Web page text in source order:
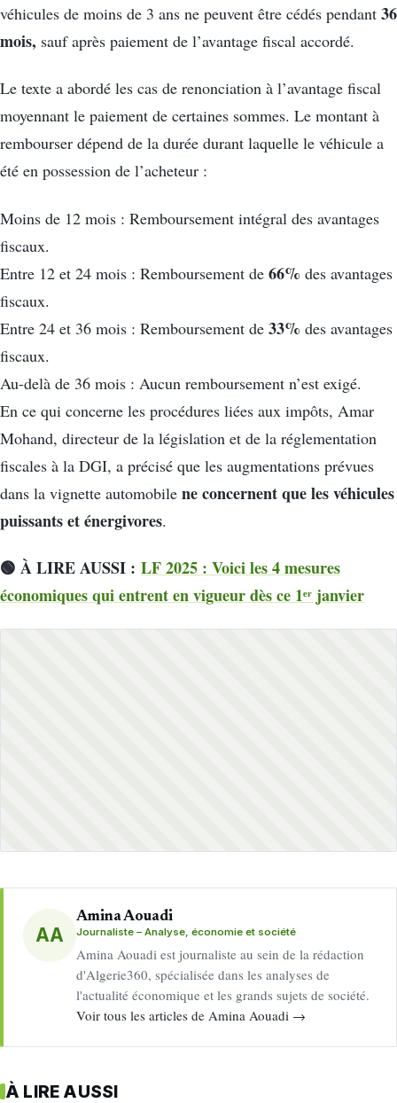
véhicules de moins de 3 ans ne peuvent être cédés pendant 36
mois, sauf après paiement de l’avantage fiscal accordé.
Le texte a abordé les cas de renonciation à l’avantage fiscal
moyennant le paiement de certaines sommes. Le montant à
rembourser dépend de la durée durant laquelle le véhicule a
été en possession de l’acheteur :
Moins de 12 mois : Remboursement intégral des avantages
fiscaux.
Entre 12 et 24 mois : Remboursement de 66% des avantages
fiscaux.
Entre 24 et 36 mois : Remboursement de 33% des avantages
fiscaux.
Au-delà de 36 mois : Aucun remboursement n’est exigé.
En ce qui concerne les procédures liées aux impôts, Amar
Mohand, directeur de la législation et de la réglementation
fiscales à la DGI, a précisé que les augmentations prévues
dans la vignette automobile ne concernent que les véhicules
puissants et énergivores.
🟢 À LIRE AUSSI : LF 2025 : Voici les 4 mesures
économiques qui entrent en vigueur dès ce 1ᵉʳ janvier
AA
Amina Aouadi
Journaliste – Analyse, économie et société
Amina Aouadi est journaliste au sein de la rédaction
d'Algerie360, spécialisée dans les analyses de
l'actualité économique et les grands sujets de société.
Voir tous les articles de Amina Aouadi →
À LIRE AUSSI